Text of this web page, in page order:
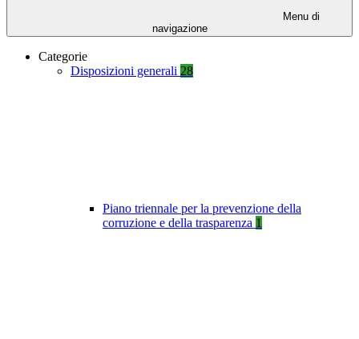
Menu di
navigazione
Categorie
Disposizioni generali 28
Piano triennale per la prevenzione della
corruzione e della trasparenza 1